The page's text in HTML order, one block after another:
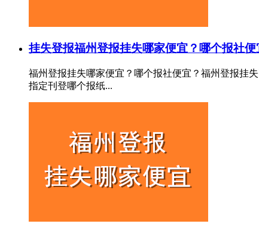
挂失登报福州登报挂失哪家便宜？哪个报社便
福州登报挂失哪家便宜？哪个报社便宜？福州登报挂
指定刊登哪个报纸...